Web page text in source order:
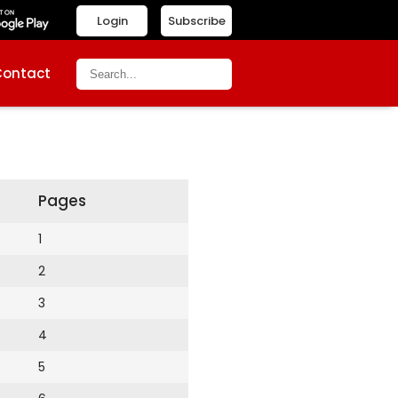
Subscribe
Login
Pages
1
2
3
4
5